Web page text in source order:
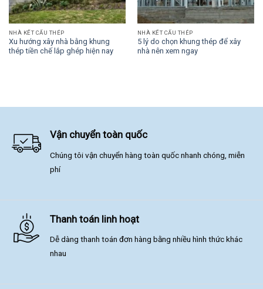
NHÀ KẾT CẤU THÉP
Xu hướng xây nhà bằng khung
thép tiền chế lắp ghép hiện nay
NHÀ KẾT CẤU THÉP
5 lý do chọn khung thép để xây
nhà nên xem ngay
Vận chuyển toàn quốc
Chúng tôi vận chuyển hàng toàn quốc nhanh chóng, miễn
phí
Thanh toán linh hoạt
Dễ dàng thanh toán đơn hàng bằng nhiều hình thức khác
nhau